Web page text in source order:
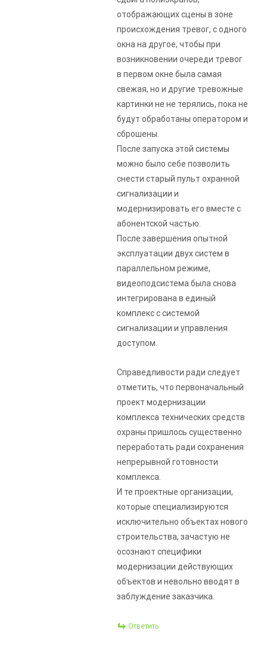
отображающих сцены в зоне
происхождения тревог, с одного
окна на другое, чтобы при
возникновении очереди тревог
в первом окне была самая
свежая, но и другие тревожные
картинки не не терялись, пока не
будут обработаны оператором и
сброшены.
После запуска этой системы
можно было себе позволить
снести старый пульт охранной
сигнализации и
модернизировать его вместе с
абонентской частью.
После завершения опытной
эксплуатации двух систем в
параллельном режиме,
видеоподсистема была снова
интегрирована в единый
комплекс с системой
сигнализации и управления
доступом.
Справедливости ради следует
отметить, что первоначальный
проект модернизации
комплекса технических средств
охраны пришлось существенно
переработать ради сохранения
непрерывной готовности
комплекса.
И те проектные организации,
которые специализируются
исключительно объектах нового
строительства, зачастую не
осознают специфики
модернизации действующих
объектов и невольно вводят в
заблуждение заказчика.
Ответить